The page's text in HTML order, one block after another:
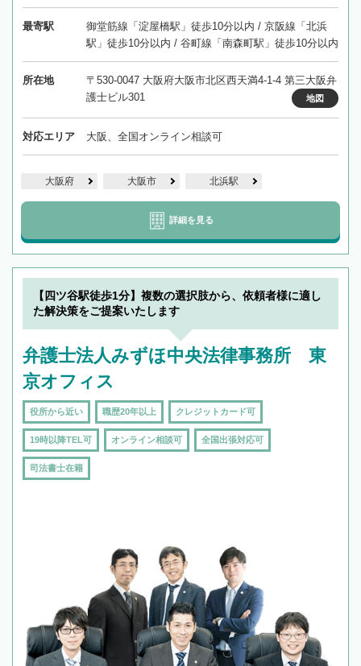
最寄駅
御堂筋線「淀屋橋駅」徒歩10分以内 / 京阪線「北浜
駅」徒歩10分以内 / 谷町線「南森町駅」徒歩10分以内
所在地
〒530-0047 大阪府大阪市北区西天満4-1-4 第三大阪弁
護士ビル301
地図
対応エリア 大阪、全国オンライン相談可
大阪府 大阪市 北浜駅
詳細を見る
【四ツ谷駅徒歩1分】複数の選択肢から、依頼者様に適し
た解決策をご提案いたします
弁護士法人みずほ中央法律事務所 東
京オフィス
役所から近い 職歴20年以上 クレジットカード可
19時以降TEL可 オンライン相談可 全国出張対応可
司法書士在籍